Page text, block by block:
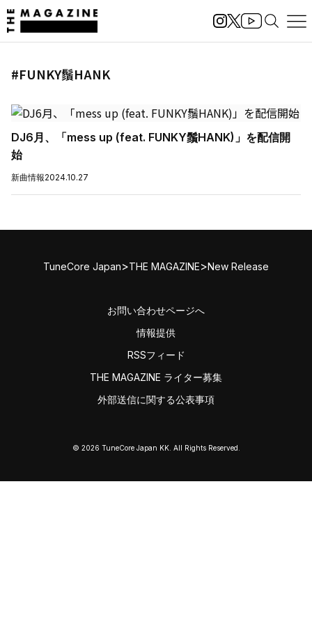
#FUNKY鬚HANK
DJ6月、「mess up (feat. FUNKY鬚HANK)」を配信開
始
新曲情報2024.10.27
TuneCore Japan>THE MAGAZINE>New Release
お問い合わせページへ
情報提供
RSSフィード
THE MAGAZINE ライター募集
外部送信に関する公表事項
© 2026 TuneCore Japan KK. All Rights Reserved.